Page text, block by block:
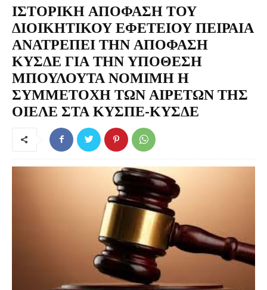
ΙΣΤΟΡΙΚΗ ΑΠΟΦΑΣΗ ΤΟΥ
ΔΙΟΙΚΗΤΙΚΟΥ ΕΦΕΤΕΙΟΥ ΠΕΙΡΑΙΑ
ΑΝΑΤΡΕΠΕΙ ΤΗΝ ΑΠΟΦΑΣΗ
ΚΥΣΔΕ ΓΙΑ ΤΗΝ ΥΠΟΘΕΣΗ
ΜΠΟΥΛΟΥΤΑ ΝΟΜΙΜΗ Η
ΣΥΜΜΕΤΟΧΗ ΤΩΝ ΑΙΡΕΤΩΝ ΤΗΣ
ΟΙΕΛΕ ΣΤΑ ΚΥΣΠΕ-ΚΥΣΔΕ